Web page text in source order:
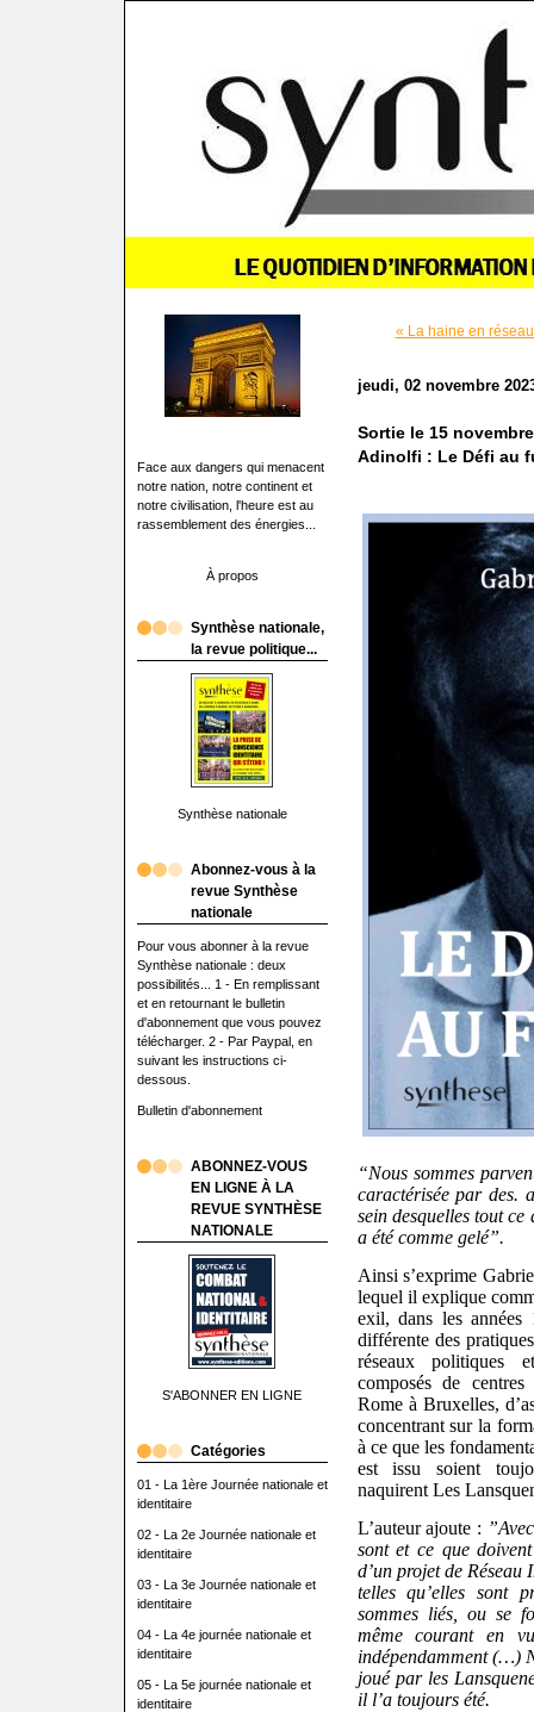
Face aux dangers qui menacent
notre nation, notre continent et
notre civilisation, l'heure est au
rassemblement des énergies...
À propos
Synthèse nationale,
la revue politique...
Synthèse nationale
Abonnez-vous à la
revue Synthèse
nationale
Pour vous abonner à la revue
Synthèse nationale : deux
possibilités... 1 - En remplissant
et en retournant le bulletin
d'abonnement que vous pouvez
télécharger. 2 - Par Paypal, en
suivant les instructions ci-
dessous.
Bulletin d'abonnement
ABONNEZ-VOUS
EN LIGNE À LA
REVUE SYNTHÈSE
NATIONALE
S'ABONNER EN LIGNE
Catégories
01 - La 1ère Journée nationale et
identitaire
02 - La 2e Journée nationale et
identitaire
03 - La 3e Journée nationale et
identitaire
04 - La 4e journée nationale et
identitaire
05 - La 5e journée nationale et
identitaire
« La haine en
jeudi, 02 novembre
Sortie le 15
Adinolfi : Le Défi au
“Nous sommes
caractérisée par des.
sein desquelles tout
a été comme gelé”.
Ainsi s’exprime
lequel il explique
exil, dans les
différente des
réseaux politiques
composés de
Rome à Bruxelles,
concentrant sur la
à ce que les
est issu soient
naquirent Les
L’auteur ajoute :
sont et ce que
d’un projet de Réseau
telles qu’elles sont
sommes liés, ou se
même courant en
indépendamment (…)
joué par les
il l’a toujours été.